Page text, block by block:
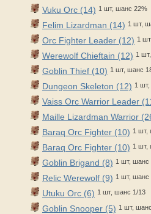
Vuku Orc (14) 1 шт, шанс 22%
Felim Lizardman (14) 1 шт,
Orc Fighter Leader (12) 1
Werewolf Chieftain (12) 1
Goblin Thief (10) 1 шт, шанс
Dungeon Skeleton (12) 1
Vaiss Orc Warrior Leader
Maille Lizardman Warrior
Baraq Orc Fighter (10) 1 шт,
Baraq Orc Fighter (10) 1 шт,
Goblin Brigand (8) 1 шт, шанс
Relic Werewolf (9) 1 шт, шанс
Utuku Orc (6) 1 шт, шанс 1/13
Goblin Snooper (5) 1 шт,